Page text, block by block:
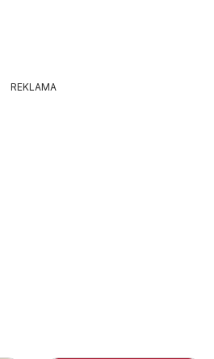
REKLAMA